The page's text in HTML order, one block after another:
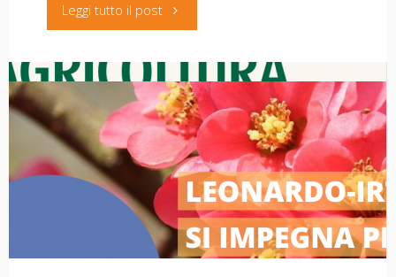
la
di
Ambasciatore
del
Patto
sul
L’agricoltura e la popolazione in
Toscana all’inizio dell’Ottocento:
pubblicata la riedizione in ebook
open access
Leggi tutto il post"Un
della
XIV
conferenza
della
Società